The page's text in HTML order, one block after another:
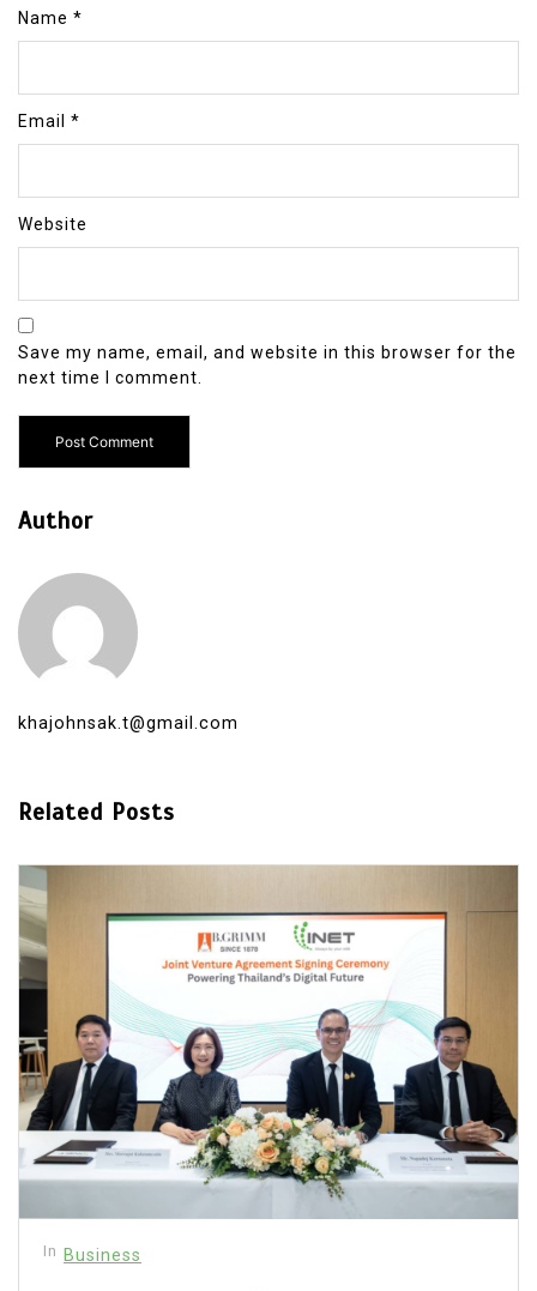
Name *
Email *
Website
Save my name, email, and website in this browser for the
next time I comment.
Author
khajohnsak.t@gmail.com
Related Posts
In Business